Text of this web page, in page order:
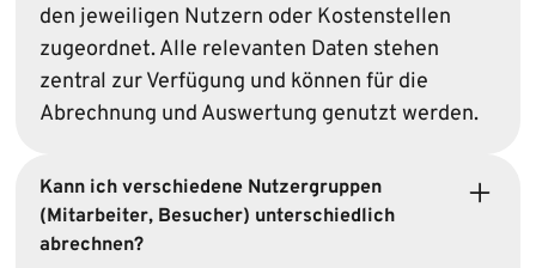
den jeweiligen Nutzern oder Kostenstellen
zugeordnet. Alle relevanten Daten stehen
zentral zur Verfügung und können für die
Abrechnung und Auswertung genutzt werden.
Kann ich verschiedene Nutzergruppen
(Mitarbeiter, Besucher) unterschiedlich
abrechnen?